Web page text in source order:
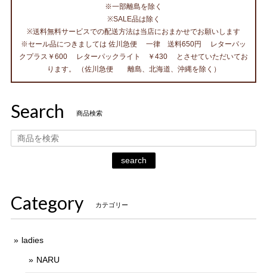
※一部離島を除く
※SALE品は除く
※送料無料サービスでの配送方法は当店におまかせでお願いします
※セール品につきましては 佐川急便 一律 送料650円 レターパッ
クプラス￥600 レターパックライト ￥430 とさせていただいてお
ります。 （佐川急便 離島、北海道、沖縄を除く）
Search 商品検索
search
Category カテゴリー
ladies
NARU